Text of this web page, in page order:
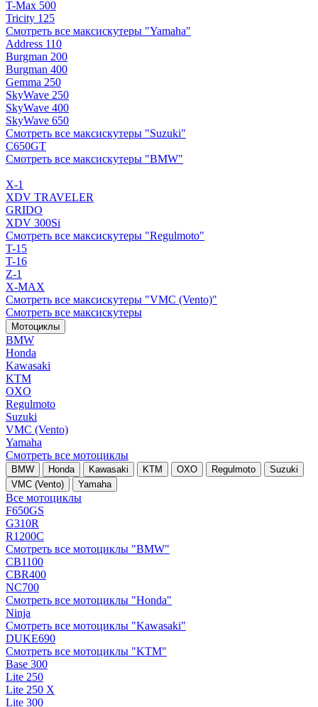
T-Max 500
Tricity 125
Смотреть все максискутеры "Yamaha"
Address 110
Burgman 200
Burgman 400
Gemma 250
SkyWave 250
SkyWave 400
SkyWave 650
Смотреть все максискутеры "Suzuki"
C650GT
Смотреть все максискутеры "BMW"
X-1
XDV TRAVELER
GRIDO
XDV 300Si
Смотреть все максискутеры "Regulmoto"
T-15
T-16
Z-1
X-MAX
Смотреть все максискутеры "VMC (Vento)"
Смотреть все максискутеры
Мотоциклы
BMW
Honda
Kawasaki
KTM
OXO
Regulmoto
Suzuki
VMC (Vento)
Yamaha
Смотреть все мотоциклы
BMW Honda Kawasaki KTM OXO Regulmoto
Suzuki
VMC (Vento)
Yamaha
Все мотоциклы
F650GS
G310R
R1200C
Смотреть все мотоциклы "BMW"
CB1100
CBR400
NC700
Смотреть все мотоциклы "Honda"
Ninja
Смотреть все мотоциклы "Kawasaki"
DUKE690
Смотреть все мотоциклы "KTM"
Base 300
Lite 250
Lite 250 X
Lite 300